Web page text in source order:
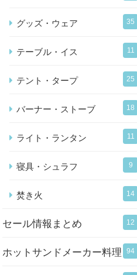
グッズ・ウェア 35
テーブル・イス 11
テント・タープ 25
バーナー・ストーブ 18
ライト・ランタン 11
寝具・シュラフ 9
焚き火 14
セール情報まとめ 12
ホットサンドメーカー料理 94